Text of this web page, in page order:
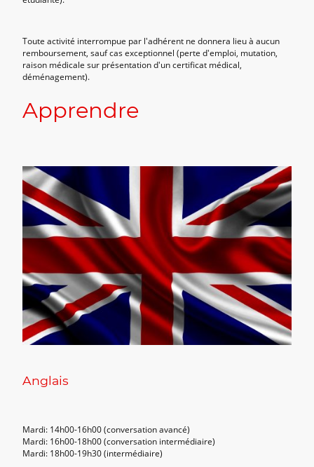
Toute activité interrompue par l'adhérent ne donnera lieu à aucun
remboursement, sauf cas exceptionnel (perte d'emploi, mutation,
raison médicale sur présentation d'un certificat médical,
déménagement).
Apprendre
Anglais
Mardi: 14h00-16h00 (conversation avancé)
Mardi: 16h00-18h00 (conversation intermédiaire)
Mardi: 18h00-19h30 (intermédiaire)